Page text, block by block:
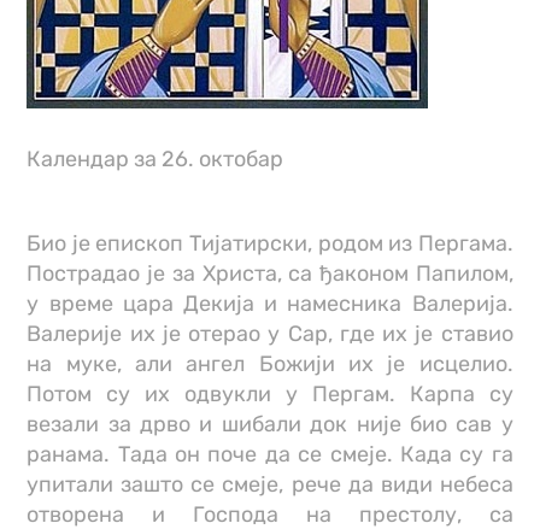
Календар за 26. октобар
Био је епископ Тијатирски, родом из Пергама.
Пострадао је за Христа, са ђаконом Папилом,
у време цара Декија и намесника Валерија.
Валерије их је отерао у Сар, где их је ставио
на муке, али ангел Божији их је исцелио.
Потом су их одвукли у Пергам. Карпа су
везали за дрво и шибали док није био сав у
ранама. Тада он поче да се смеје. Када су га
упитали зашто се смеје, рече да види небеса
отворена и Господа на престолу, са